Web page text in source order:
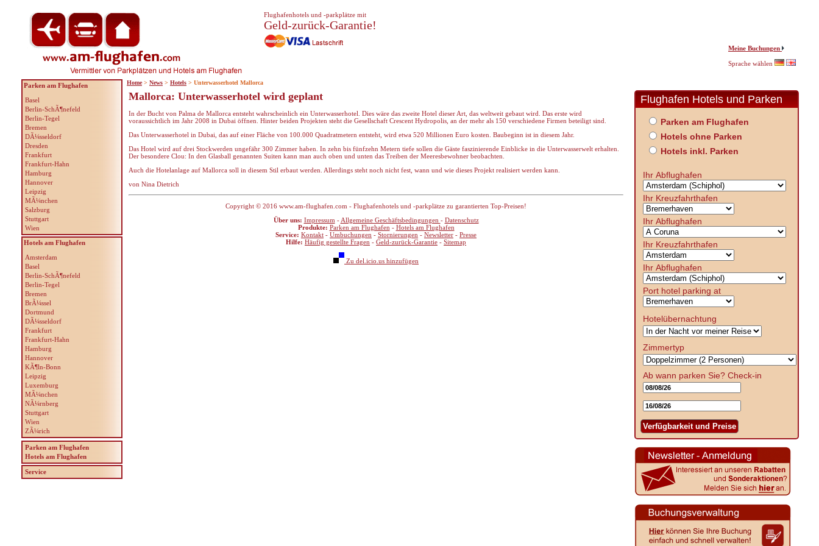
Mallorca: Unterwasserhotel wird geplant
In der Bucht von Palma de Mallorca entsteht wahrscheinlich ein Unterwasserhotel. Dies wäre das zweite Hotel dieser Art, das weltweit gebaut wird. Das erste wird
voraussichtlich im Jahr 2008 in Dubai öffnen. Hinter beiden Projekten steht die Gesellschaft Crescent Hydropolis, an der mehr als 150 verschiedene Firmen beteiligt sind.
Das Unterwasserhotel in Dubai, das auf einer Fläche von 100.000 Quadratmetern entsteht, wird etwa 520 Millionen Euro kosten. Baubeginn ist in diesem Jahr.
Das Hotel wird auf drei Stockwerden ungefähr 300 Zimmer haben. In zehn bis fünfzehn Metern tiefe sollen die Gäste faszinierende Einblicke in die Unterwasserwelt erhalten.
Der besondere Clou: In den Glasball genannten Suiten kann man auch oben und unten das Treiben der Meeresbewohner beobachten.
Auch die Hotelanlage auf Mallorca soll in diesem Stil erbaut werden. Allerdings steht noch nicht fest, wann und wie dieses Projekt realisiert werden kann.
von Nina Dietrich
Copyright © 2016 www.am-flughafen.com - Flughafenhotels und -parkplätze zu garantierten Top-Preisen!
Über uns: Impressum - Allgemeine Geschäftsbedingungen - Datenschutz
Produkte: Parken am Flughafen - Hotels am Flughafen
Service: Kontakt - Umbuchungen - Stornierungen - Newsletter - Presse
Hilfe: Häufig gestellte Fragen - Geld-zurück-Garantie - Sitemap
Zu del.icio.us hinzufügen
Meine Buchungen
Sprache wählen
Parken am Flughafen
Basel
Berlin-SchÃ¶nefeld
Berlin-Tegel
Bremen
DÃ¼sseldorf
Dresden
Frankfurt
Frankfurt-Hahn
Hamburg
Hannover
Leipzig
MÃ¼nchen
Salzburg
Stuttgart
Wien
Hotels am Flughafen
Amsterdam
Basel
Berlin-SchÃ¶nefeld
Berlin-Tegel
Bremen
BrÃ¼ssel
Dortmund
DÃ¼sseldorf
Frankfurt
Frankfurt-Hahn
Hamburg
Hannover
KÃ¶ln-Bonn
Leipzig
Luxemburg
MÃ¼nchen
NÃ¼rnberg
Stuttgart
Wien
ZÃ¼rich
Parken am Flughafen
Hotels am Flughafen
Service
Flughafen Hotels und Parken
Parken am Flughafen
Hotels ohne Parken
Hotels inkl. Parken
Ihr Abflughafen
Ihr Kreuzfahrthafen
Ihr Abflughafen
Ihr Kreuzfahrthafen
Ihr Abflughafen
Port hotel parking at
Hotelübernachtung
Zimmertyp
Ab wann parken Sie? Check-in
Verfügbarkeit und Preise
Flughafenhotels und -parkplätze mit
Geld-zurück-Garantie!
Home > News > Hotels > Unterwasserhotel Mallorca